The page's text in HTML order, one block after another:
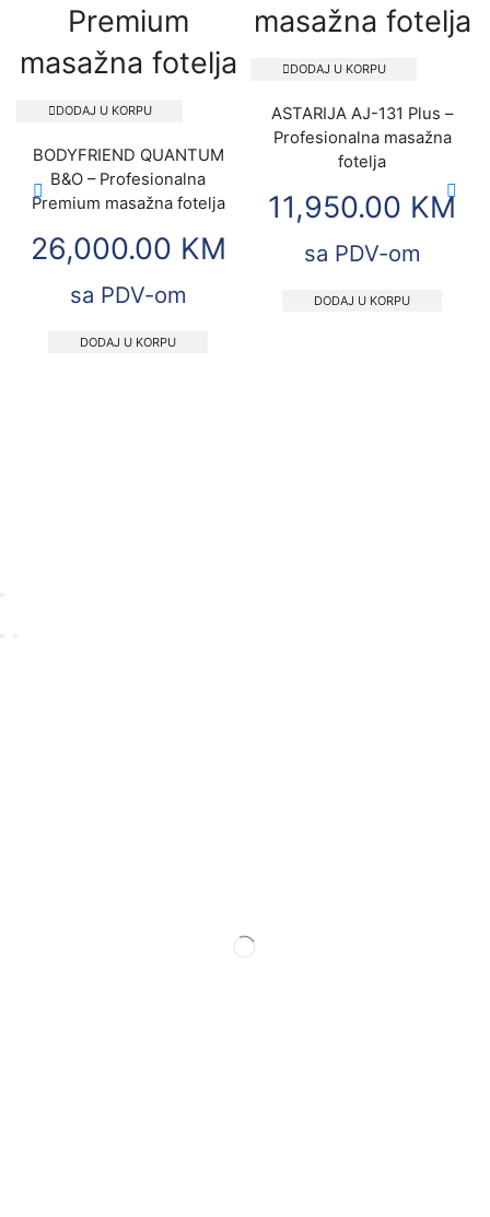
DODAJ U KORPU
BODYFRIEND QUANTUM
B&O – Profesionalna
Premium masažna fotelja
26,000.00 KM
sa PDV-om
DODAJ U KORPU
DODAJ U KORPU
ASTARIJA AJ-131 Plus –
Profesionalna masažna
fotelja
11,950.00 KM
sa PDV-om
DODAJ U KORPU